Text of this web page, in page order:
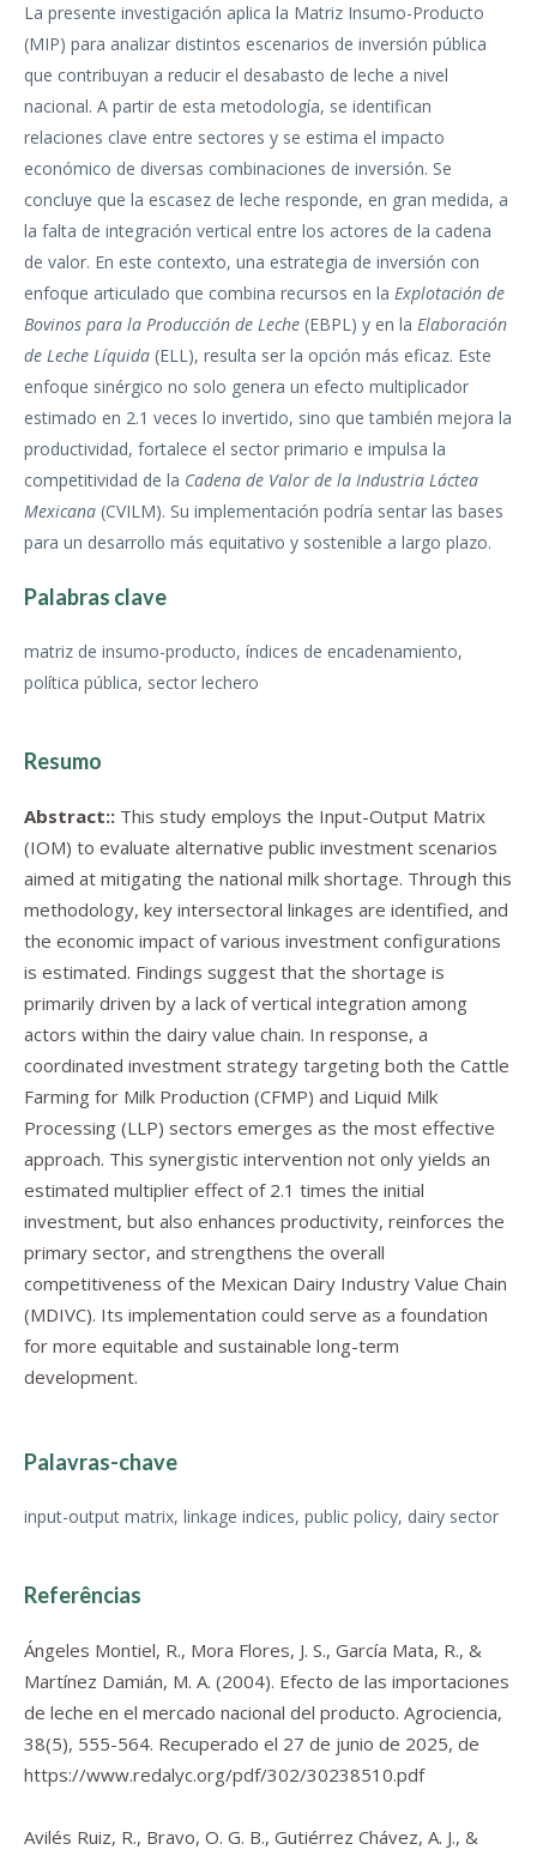
La presente investigación aplica la Matriz Insumo-Producto
(MIP) para analizar distintos escenarios de inversión pública
que contribuyan a reducir el desabasto de leche a nivel
nacional. A partir de esta metodología, se identifican
relaciones clave entre sectores y se estima el impacto
económico de diversas combinaciones de inversión. Se
concluye que la escasez de leche responde, en gran medida, a
la falta de integración vertical entre los actores de la cadena
de valor. En este contexto, una estrategia de inversión con
enfoque articulado que combina recursos en la Explotación de
Bovinos para la Producción de Leche (EBPL) y en la Elaboración
de Leche Líquida (ELL), resulta ser la opción más eficaz. Este
enfoque sinérgico no solo genera un efecto multiplicador
estimado en 2.1 veces lo invertido, sino que también mejora la
productividad, fortalece el sector primario e impulsa la
competitividad de la Cadena de Valor de la Industria Láctea
Mexicana (CVILM). Su implementación podría sentar las bases
para un desarrollo más equitativo y sostenible a largo plazo.
Palabras clave
matriz de insumo-producto, índices de encadenamiento,
política pública, sector lechero
Resumo
Abstract:: This study employs the Input-Output Matrix
(IOM) to evaluate alternative public investment scenarios
aimed at mitigating the national milk shortage. Through this
methodology, key intersectoral linkages are identified, and
the economic impact of various investment configurations
is estimated. Findings suggest that the shortage is
primarily driven by a lack of vertical integration among
actors within the dairy value chain. In response, a
coordinated investment strategy targeting both the Cattle
Farming for Milk Production (CFMP) and Liquid Milk
Processing (LLP) sectors emerges as the most effective
approach. This synergistic intervention not only yields an
estimated multiplier effect of 2.1 times the initial
investment, but also enhances productivity, reinforces the
primary sector, and strengthens the overall
competitiveness of the Mexican Dairy Industry Value Chain
(MDIVC). Its implementation could serve as a foundation
for more equitable and sustainable long-term
development.
Palavras-chave
input-output matrix, linkage indices, public policy, dairy sector
Referências
Ángeles Montiel, R., Mora Flores, J. S., García Mata, R., &
Martínez Damián, M. A. (2004). Efecto de las importaciones
de leche en el mercado nacional del producto. Agrociencia,
38(5), 555-564. Recuperado el 27 de junio de 2025, de
https://www.redalyc.org/pdf/302/30238510.pdf
Avilés Ruiz, R., Bravo, O. G. B., Gutiérrez Chávez, A. J., &